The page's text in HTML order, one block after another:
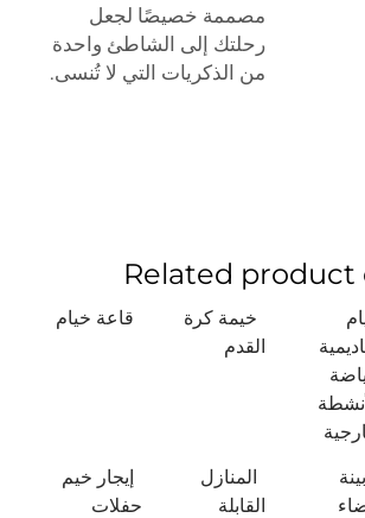
مصممة خصيصًا لجعل
رحلتك إلى الشاطئ واحدة
من الذكريات التي لا تُنسى.
Related product
خيمة كرة
القدم
قاعة خيام
المنازل
القابلة
إيجار خيم
حفلات